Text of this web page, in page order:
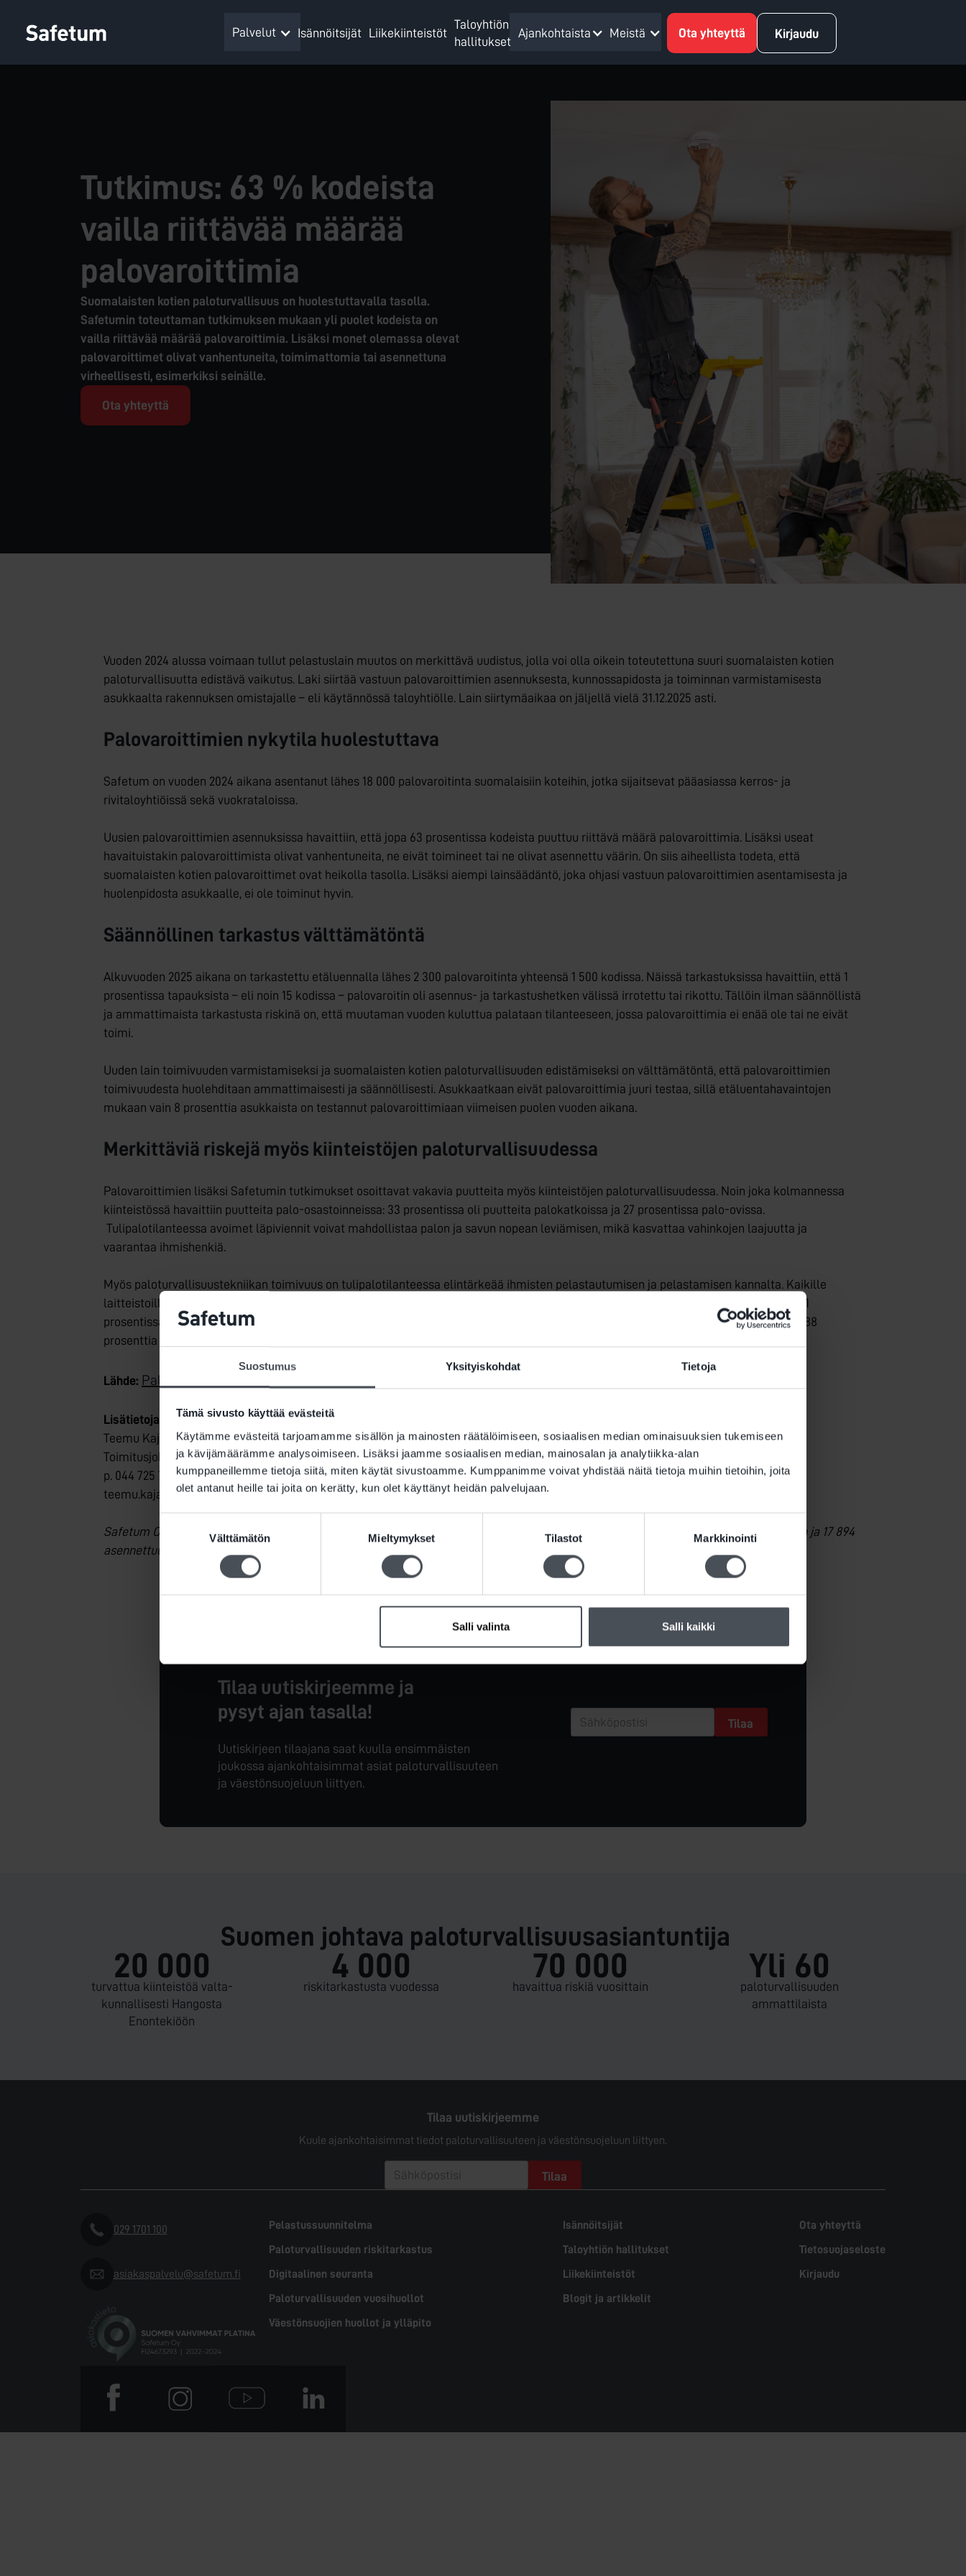
Suostumus Yksityiskohdat Tietoja
Tämä sivusto käyttää evästeitä
Käytämme evästeitä tarjoamamme sisällön ja mainosten räätälöimiseen, sosiaalisen median ominaisuuksien tukemiseen
ja kävijämäärämme analysoimiseen. Lisäksi jaamme sosiaalisen median, mainosalan ja analytiikka-alan
kumppaneillemme tietoja siitä, miten käytät sivustoamme. Kumppanimme voivat yhdistää näitä tietoja muihin tietoihin, joita
olet antanut heille tai joita on kerätty, kun olet käyttänyt heidän palvelujaan.
valinta
Välttämätön Mieltymykset Tilastot Markkinointi
Salli valinta Salli kaikki
Palvelut Isännöitsijät Liikekiinteistöt
Taloyhtiön
hallitukset
Ajankohtaista Meistä Ota yhteyttä Kirjaudu
Tutkimus: 63 % kodeista
vailla riittävää määrää
palovaroittimia
Suomalaisten kotien paloturvallisuus on huolestuttavalla tasolla.
Safetumin toteuttaman tutkimuksen mukaan yli puolet kodeista on
vailla riittävää määrää palovaroittimia. Lisäksi monet olemassa olevat
palovaroittimet olivat vanhentuneita, toimimattomia tai asennettuna
virheellisesti, esimerkiksi seinälle.
Ota yhteyttä
Vuoden 2024 alussa voimaan tullut pelastuslain muutos on merkittävä uudistus, jolla voi olla oikein toteutettuna suuri suomalaisten kotien
paloturvallisuutta edistävä vaikutus. Laki siirtää vastuun palovaroittimien asennuksesta, kunnossapidosta ja toiminnan varmistamisesta
asukkaalta rakennuksen omistajalle – eli käytännössä taloyhtiölle. Lain siirtymäaikaa on jäljellä vielä 31.12.2025 asti.
Palovaroittimien nykytila huolestuttava
Safetum on vuoden 2024 aikana asentanut lähes 18 000 palovaroitinta suomalaisiin koteihin, jotka sijaitsevat pääasiassa kerros- ja
rivitaloyhtiöissä sekä vuokrataloissa.
Uusien palovaroittimien asennuksissa havaittiin, että jopa 63 prosentissa kodeista puuttuu riittävä määrä palovaroittimia. Lisäksi useat
havaituistakin palovaroittimista olivat vanhentuneita, ne eivät toimineet tai ne olivat asennettu väärin. On siis aiheellista todeta, että
suomalaisten kotien palovaroittimet ovat heikolla tasolla. Lisäksi aiempi lainsäädäntö, joka ohjasi vastuun palovaroittimien asentamisesta ja
huolenpidosta asukkaalle, ei ole toiminut hyvin.
Säännöllinen tarkastus välttämätöntä
Alkuvuoden 2025 aikana on tarkastettu etäluennalla lähes 2 300 palovaroitinta yhteensä 1 500 kodissa. Näissä tarkastuksissa havaittiin, että 1
prosentissa tapauksista – eli noin 15 kodissa – palovaroitin oli asennus- ja tarkastushetken välissä irrotettu tai rikottu. Tällöin ilman säännöllistä
ja ammattimaista tarkastusta riskinä on, että muutaman vuoden kuluttua palataan tilanteeseen, jossa palovaroittimia ei enää ole tai ne eivät
toimi.
Uuden lain toimivuuden varmistamiseksi ja suomalaisten kotien paloturvallisuuden edistämiseksi on välttämätöntä, että palovaroittimien
toimivuudesta huolehditaan ammattimaisesti ja säännöllisesti. Asukkaatkaan eivät palovaroittimia juuri testaa, sillä etäluentahavaintojen
mukaan vain 8 prosenttia asukkaista on testannut palovaroittimiaan viimeisen puolen vuoden aikana.
Merkittäviä riskejä myös kiinteistöjen paloturvallisuudessa
Palovaroittimien lisäksi Safetumin tutkimukset osoittavat vakavia puutteita myös kiinteistöjen paloturvallisuudessa. Noin joka kolmannessa
kiinteistössä havaittiin puutteita palo-osastoinneissa: 33 prosentissa oli puutteita palokatkoissa ja 27 prosentissa palo-ovissa.
Tulipalotilanteessa avoimet läpiviennit voivat mahdollistaa palon ja savun nopean leviämisen, mikä kasvattaa vahinkojen laajuutta ja
vaarantaa ihmishenkiä.
Myös paloturvallisuustekniikan toimivuus on tulipalotilanteessa elintärkeää ihmisten pelastautumisen ja pelastamisen kannalta. Kaikille
laitteistoille tulee tehdä säännölliset huoltotoimenpiteet laitevalmistajan ohjeistuksen mukaisesti. Silti tarkastetuista laitteistoista 41
prosentissa oli jätetty vuosihuolto suorittamatta. Laajimmat puutteet vuosihuoltojen osalta oli palovaroitinjärjestelmissä, joissa jopa 88
prosenttia laitteistoista oli huoltamatta asianmukaisesti.
Lähde: Paloturvallisuuden ja varautumisen vuosijulkaisu 2025, Safetum Oy
Lisätietoja:
Teemu Kajava
Toimitusjohtaja, Safetum Oy
p. 044 725 7557
teemu.kajava@safetum.fi
Safetum Oy:n toteuttama vuosijulkaisu perustuu 2 405 suomalaisen kiinteistön riskitarkastukseen, 602 väestönsuojan kuntoarviointiin ja 17 894
asennettuun palovaroittimeen vuonna 2024.
Tilaa uutiskirjeemme ja
pysyt ajan tasalla!
Uutiskirjeen tilaajana saat kuulla ensimmäisten
joukossa ajankohtaisimmat asiat paloturvallisuuteen
ja väestönsuojeluun liittyen.
Suomen johtava paloturvallisuusasiantuntija
20 000
turvattua kiinteistöä valta­
kunnallisesti Hangosta
Enontekiöön
4 000
riski­tarkastusta vuodessa
70 000
havaittua riskiä vuosittain
Yli 60
palo­turvallisuuden
ammattilaista
Tilaa uutiskirjeemme
Kuule ajankohtaisimmat tiedot paloturvallisuuteen ja väestönsuojeluun liittyen.
029 1701 100
asiakaspalvelu@safetum.fi
Pelastussuunnitelma
Paloturvallisuuden riskitarkastus
Digitaalinen seuranta
Paloturvallisuuden vuosihuollot
Väestön­suojien huollot ja ylläpito
Isännöitsijät
Taloyhtiön hallitukset
Liikekiinteistöt
Blogit ja artikkelit
Ota yhteyttä
Tietosuojaseloste
Kirjaudu